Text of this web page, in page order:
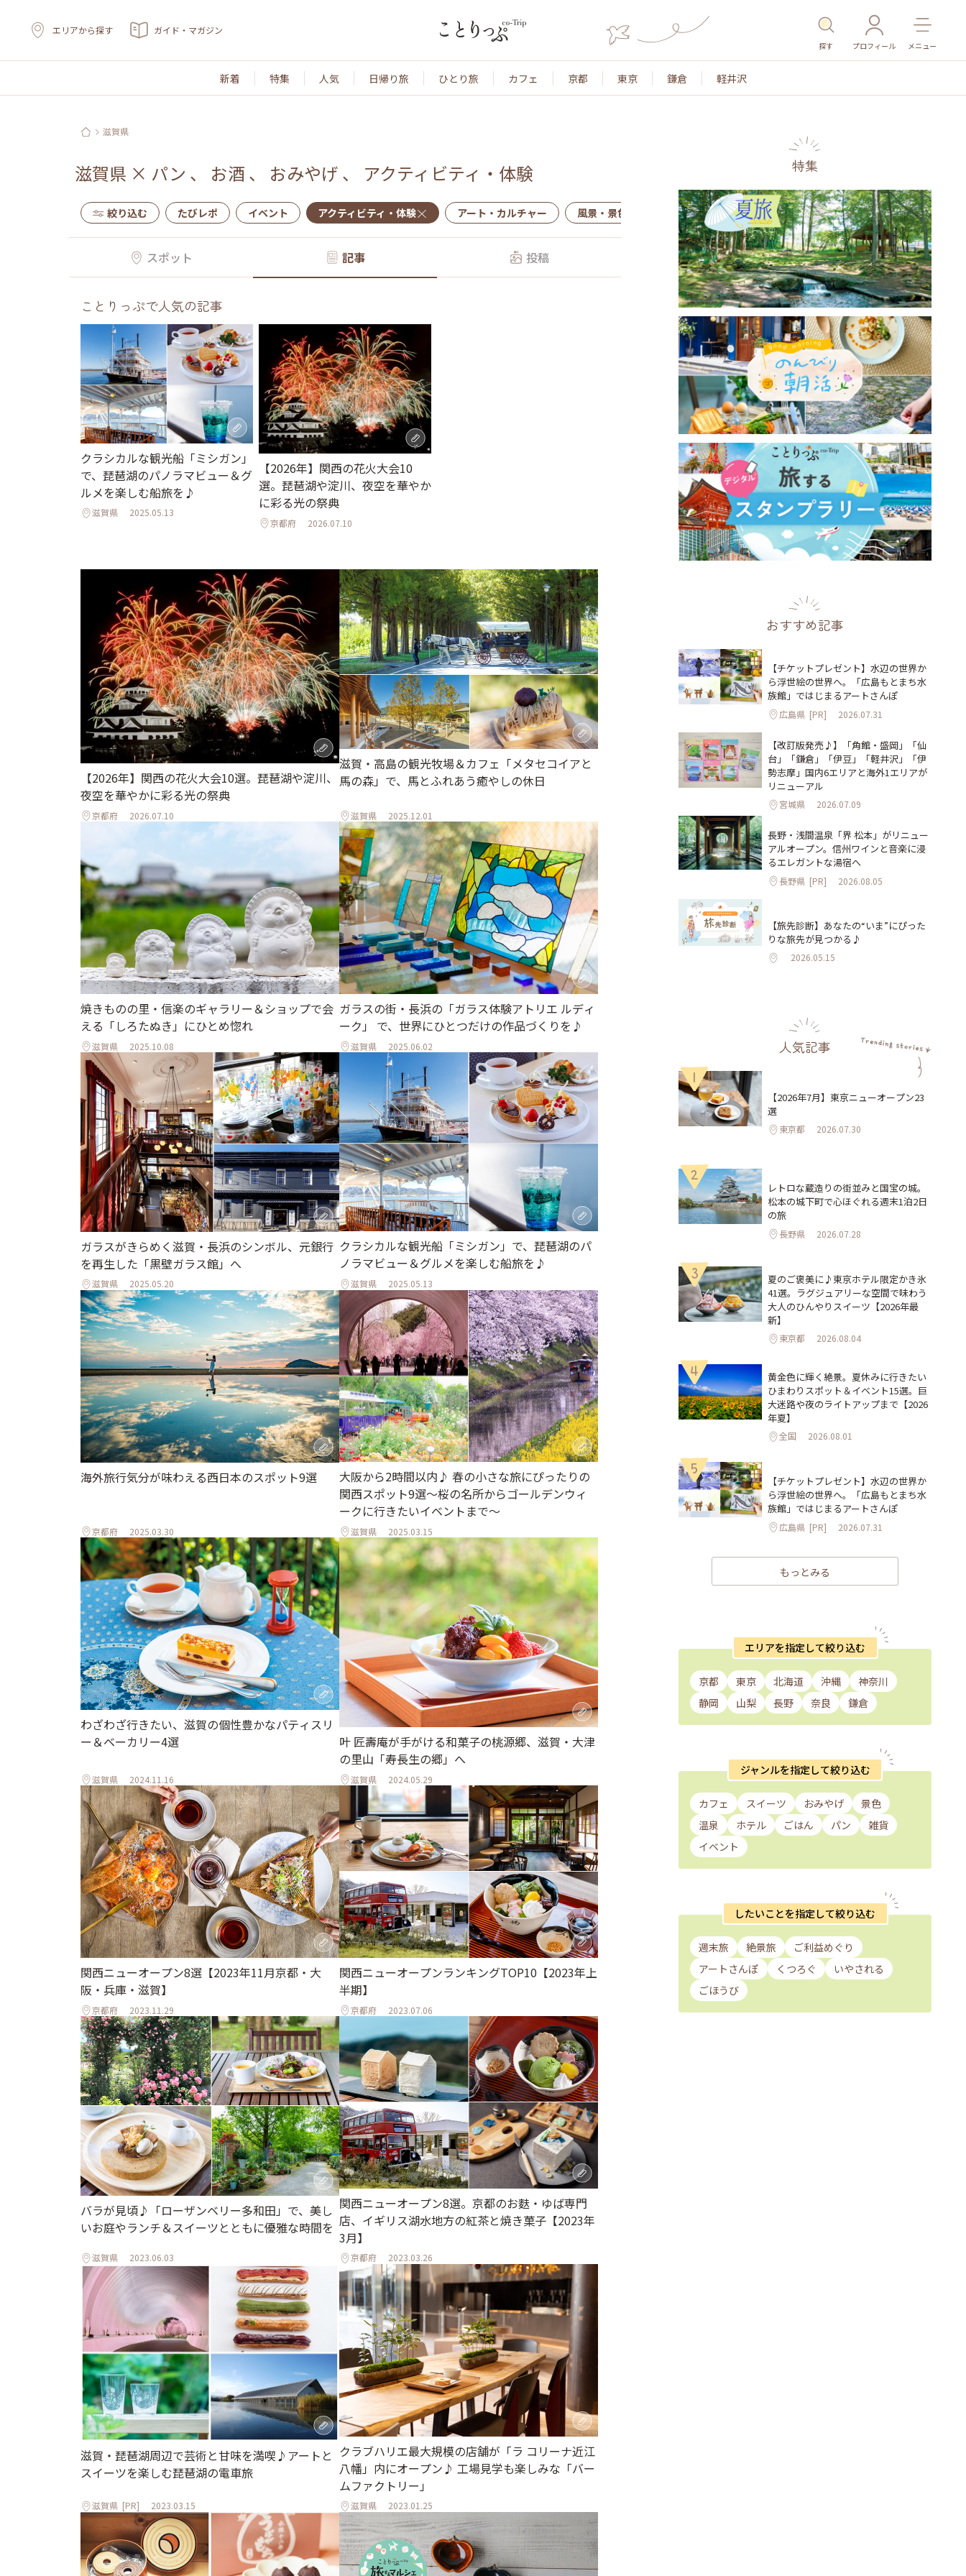
エリアから探す ガイド・マガジン
探す プロフィール メニュー
新着 特集 人気 日帰り旅 ひとり旅 カフェ 京都 東京 鎌倉 軽井沢
滋賀県
滋賀県 × パン 、 お酒 、 おみやげ 、 アクティビティ・体験
絞り込む たびレポ イベント アクティビティ・体験 アート・カルチャー 風景・景色 名所・旧跡 温泉・スパ その他施設 ごはん
スポット 記事 投稿
ことりっぷで人気の記事
クラシカルな観光船「ミシガン」
で、琵琶湖のパノラマビュー＆グ
ルメを楽しむ船旅を♪
滋賀県 2025.05.13
【2026年】関西の花火大会10
選。琵琶湖や淀川、夜空を華やか
に彩る光の祭典
京都府 2026.07.10
【2026年】関西の花火大会10選。琵琶湖や淀川、
夜空を華やかに彩る光の祭典
京都府 2026.07.10
滋賀・高島の観光牧場＆カフェ「メタセコイアと
馬の森」で、馬とふれあう癒やしの休日
滋賀県 2025.12.01
焼きものの里・信楽のギャラリー＆ショップで会
える「しろたぬき」にひとめ惚れ
滋賀県 2025.10.08
ガラスの街・長浜の「ガラス体験アトリエ ルディ
ーク」 で、世界にひとつだけの作品づくりを♪
滋賀県 2025.06.02
ガラスがきらめく滋賀・長浜のシンボル、元銀行
を再生した「黒壁ガラス館」へ
滋賀県 2025.05.20
クラシカルな観光船「ミシガン」で、琵琶湖のパ
ノラマビュー＆グルメを楽しむ船旅を♪
滋賀県 2025.05.13
海外旅行気分が味わえる西日本のスポット9選
京都府 2025.03.30
大阪から2時間以内♪ 春の小さな旅にぴったりの
関西スポット9選～桜の名所からゴールデンウィ
ークに行きたいイベントまで～
滋賀県 2025.03.15
わざわざ行きたい、滋賀の個性豊かなパティスリ
ー＆ベーカリー4選
滋賀県 2024.11.16
叶 匠壽庵が手がける和菓子の桃源郷、滋賀・大津
の里山「寿長生の郷」へ
滋賀県 2024.05.29
関西ニューオープン8選【2023年11月京都・大
阪・兵庫・滋賀】
京都府 2023.11.29
関西ニューオープンランキングTOP10【2023年上
半期】
京都府 2023.07.06
バラが見頃♪「ローザンベリー多和田」で、美し
いお庭やランチ＆スイーツとともに優雅な時間を
滋賀県 2023.06.03
関西ニューオープン8選。京都のお麩・ゆば専門
店、イギリス湖水地方の紅茶と焼き菓⼦【2023年
3月】
京都府 2023.03.26
滋賀・琵琶湖周辺で芸術と甘味を満喫♪アートと
スイーツを楽しむ琵琶湖の電車旅
滋賀県 [PR] 2023.03.15
クラブハリエ最大規模の店舗が「ラ コリーナ近江
八幡」内にオープン♪ 工場見学も楽しみな「バー
ムファクトリー」
滋賀県 2023.01.25
特集
おすすめ記事
【チケットプレゼント】水辺の世界か
ら浮世絵の世界へ。「広島もとまち水
族館」ではじまるアートさんぽ
広島県 [PR] 2026.07.31
【改訂版発売♪】「角館・盛岡」「仙
台」「鎌倉」「伊豆」「軽井沢」「伊
勢志摩」国内6エリアと海外1エリアが
リニューアル
宮城県 2026.07.09
長野・浅間温泉「界 松本」がリニュー
アルオープン。信州ワインと音楽に浸
るエレガントな湯宿へ
長野県 [PR] 2026.08.05
【旅先診断】あなたの“いま”にぴった
りな旅先が見つかる♪
2026.05.15
人気記事
1
【2026年7月】東京ニューオープン23
選
東京都 2026.07.30
2
レトロな蔵造りの街並みと国宝の城。
松本の城下町で心ほぐれる週末1泊2日
の旅
長野県 2026.07.28
3
夏のご褒美に♪東京ホテル限定かき氷
41選。ラグジュアリーな空間で味わう
大人のひんやりスイーツ【2026年最
新】
東京都 2026.08.04
4
黄金色に輝く絶景。夏休みに行きたい
ひまわりスポット＆イベント15選。巨
大迷路や夜のライトアップまで【2026
年夏】
全国 2026.08.01
5
【チケットプレゼント】水辺の世界か
ら浮世絵の世界へ。「広島もとまち水
族館」ではじまるアートさんぽ
広島県 [PR] 2026.07.31
もっとみる
エリアを指定して絞り込む
京都 東京 北海道 沖縄
神奈川
静岡
山梨 長野 奈良 鎌倉
ジャンルを指定して絞り込む
カフェ スイーツ おみやげ
景色
温泉
ホテル ごはん パン
雑貨
イベント
したいことを指定して絞り込む
週末旅 絶景旅
ご利益めぐり
アートさんぽ
くつろぐ
いやされる
ごほうび